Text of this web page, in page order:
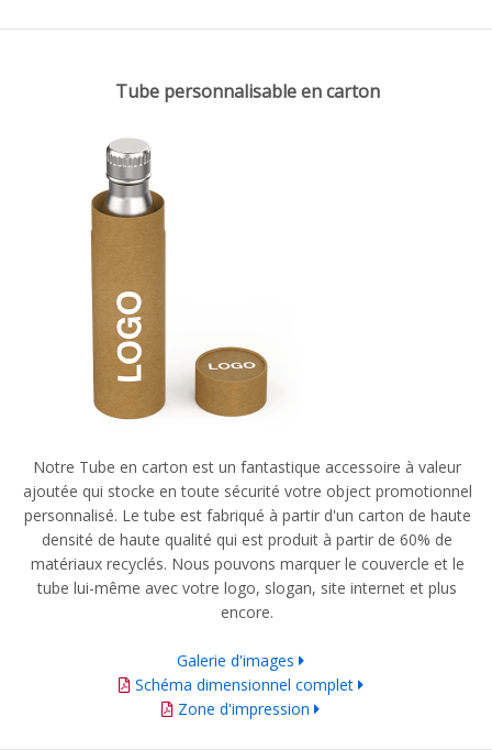
Tube personnalisable en carton
Notre Tube en carton est un fantastique accessoire à valeur
ajoutée qui stocke en toute sécurité votre object promotionnel
personnalisé. Le tube est fabriqué à partir d'un carton de haute
densité de haute qualité qui est produit à partir de 60% de
matériaux recyclés. Nous pouvons marquer le couvercle et le
tube lui-même avec votre logo, slogan, site internet et plus
encore.
Galerie d'images
Schéma dimensionnel complet
Zone d'impression